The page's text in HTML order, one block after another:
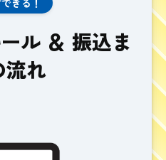
ル ＆ 振込ま
流れ